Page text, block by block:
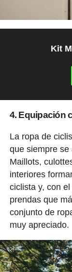
Kit
4. Equipación
La ropa de
que siempre se
Maillots,
interiores
ciclista y, con
prendas que
conjunto de
muy apreciado.